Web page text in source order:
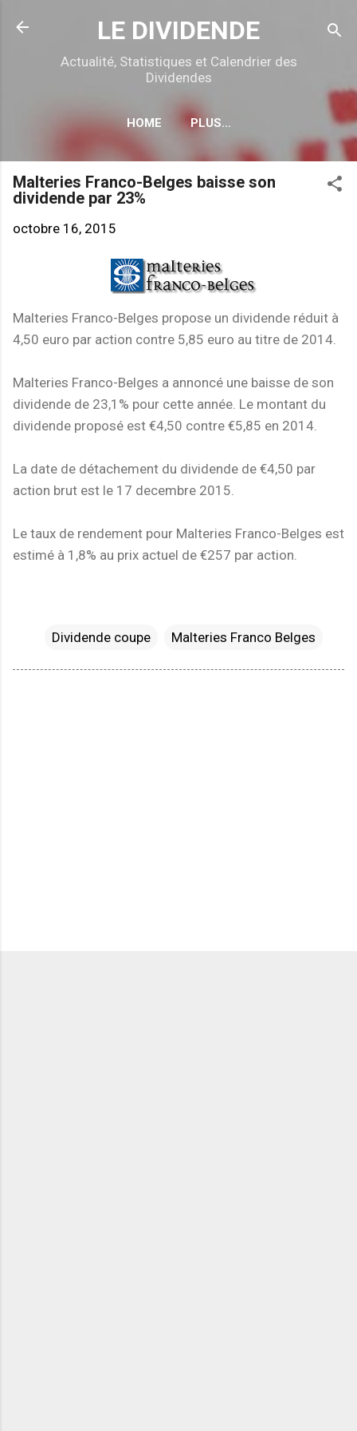
Accéder au contenu principal
LE DIVIDENDE
Actualité, Statistiques et Calendrier des
Dividendes
HOME PLUS…
CALENDRIER DÉTACHEMENTS
Malteries Franco-Belges baisse son
dividende par 23%
octobre 16, 2015
Malteries Franco-Belges propose un dividende réduit à
4,50 euro par action contre 5,85 euro au titre de 2014.
Malteries Franco-Belges a annoncé une baisse de son
dividende de 23,1% pour cette année. Le montant du
dividende proposé est €4,50 contre €5,85 en 2014.
La date de détachement du dividende de €4,50 par
action brut est le 17 decembre 2015.
Le taux de rendement pour Malteries Franco-Belges est
estimé à 1,8% au prix actuel de €257 par action.
Dividende coupe Malteries Franco Belges